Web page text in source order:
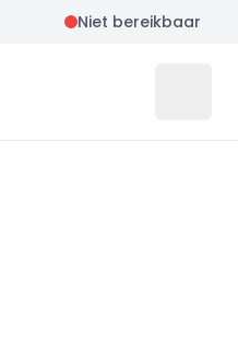
Niet bereikbaar